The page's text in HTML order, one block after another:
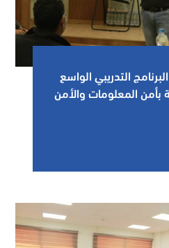
التدريبي الواسع
بأمن المعلومات والأمن